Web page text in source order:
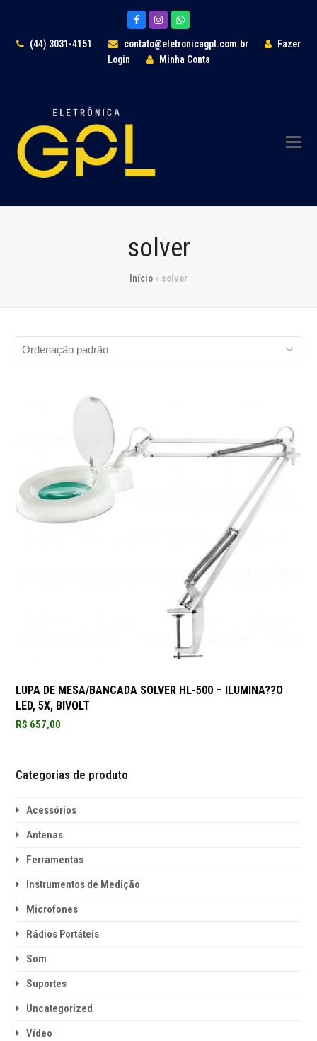
FacebookInstagramWhatsapp
(44) 3031-4151 contato@eletronicagpl.com.br
Fazer
Login
Minha Conta
solver
Início » solver
LUPA DE MESA/BANCADA SOLVER HL-500 – ILUMINA??O
LED, 5X, BIVOLT
R$ 657,00
Categorias de produto
Acessórios
Antenas
Ferramentas
Instrumentos de Medição
Microfones
Rádios Portáteis
Som
Suportes
Uncategorized
Vídeo